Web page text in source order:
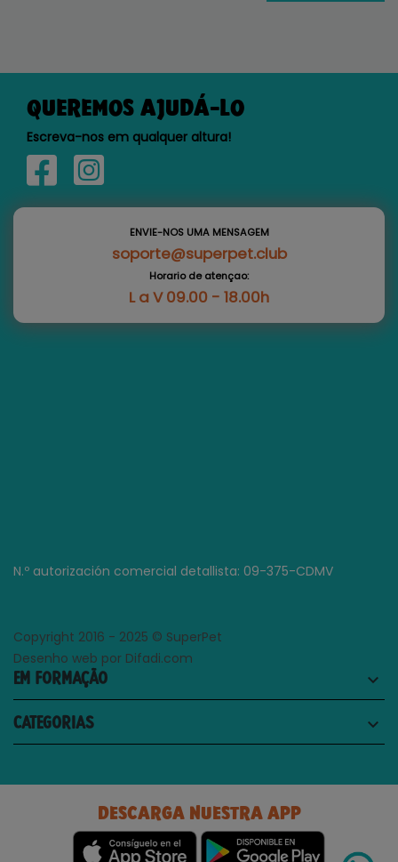
QUEREMOS AJUDÁ-LO
Escreva-nos em qualquer altura!
ENVIE-NOS UMA MENSAGEM
soporte@superpet.club
Horario de atençao:
L a V 09.00 - 18.00h
N.º autorización comercial detallista: 09-375-CDMV
Copyright 2016 - 2025 © SuperPet
Desenho web por Difadi.com
EM FORMAÇÃO keyboard_arrow_down
CATEGORIAS keyboard_arrow_down
DESCARGA NUESTRA APP